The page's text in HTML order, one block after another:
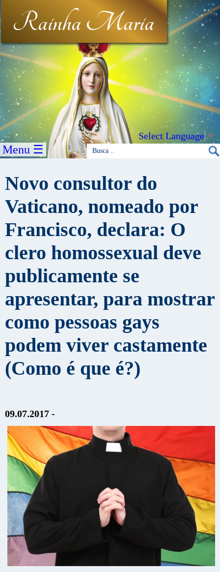
Rainha Maria
Select Language ▼
Menu ☰
Novo consultor do
Vaticano, nomeado por
Francisco, declara: O
clero homossexual deve
publicamente se
apresentar, para mostrar
como pessoas gays
podem viver castamente
(Como é que é?)
09.07.2017 -